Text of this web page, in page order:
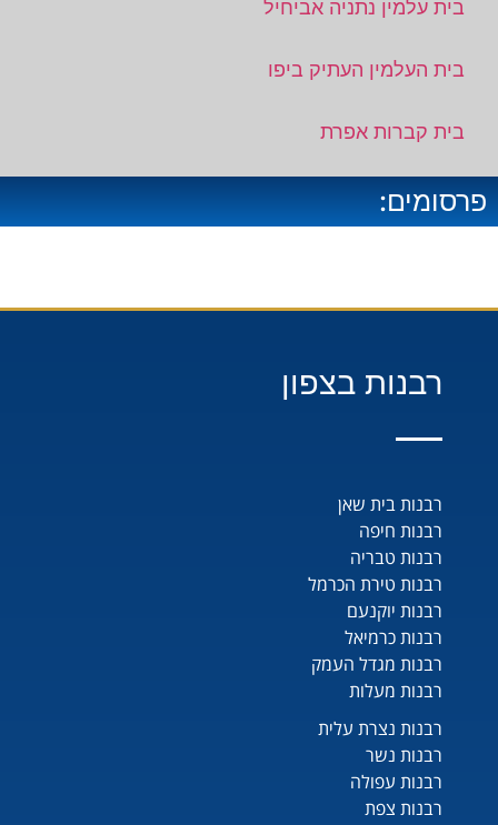
בית עלמין נתניה אביחיל
בית העלמין העתיק ביפו
בית קברות אפרת
פרסומים:
רבנות בצפון
רבנות בית שאן
רבנות חיפה
רבנות טבריה
רבנות טירת הכרמל
רבנות יוקנעם
רבנות כרמיאל
רבנות מגדל העמק
רבנות מעלות
רבנות נצרת עלית
רבנות נשר
רבנות עפולה
רבנות צפת